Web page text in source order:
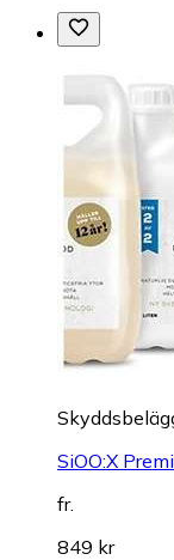
SiOO:X
fr.
849 kr